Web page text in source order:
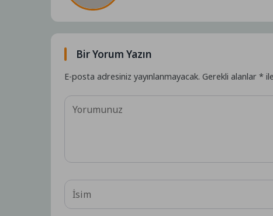
Bir Yorum Yazın
E-posta adresiniz yayınlanmayacak. Gerekli alanlar*